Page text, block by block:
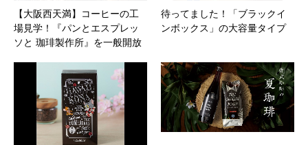
【大阪西天満】コーヒーの工
場見学！『パンとエスプレッ
ソと 珈琲製作所』を一般開放
待ってました！「ブラックイ
ンボックス」の大容量タイプ